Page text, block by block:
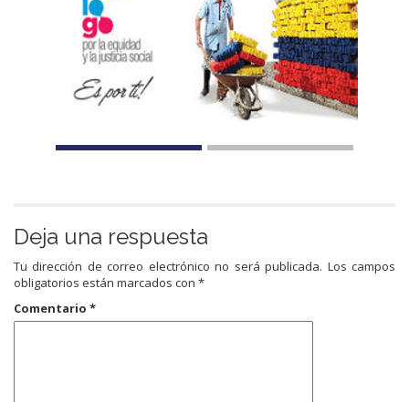
Deja una respuesta
Tu dirección de correo electrónico no será publicada. Los campos
obligatorios están marcados con *
Comentario *